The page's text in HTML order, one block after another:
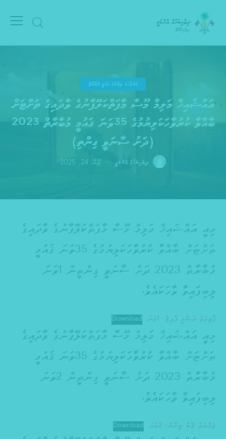
ކުރުވާހަކަ ލިޔުމުގެ ޤައުމީ މުބާރާތް
އައްޝައިޚް މަލިމް މޫސާ މާފަތްކަލޭފާނުގެ ވާދައިގެ ތަށްޓަށް
ބާއްވާ ކުރުވާހަކަލިޔުމުގެ 35ވަނަ ޤައުމީ މުބާރާތް 2023
(ދަށު ސާނަވީ ގިންތި)
ދިވެހިބަހުގެ އެކެޑަމީ ޖޫން 24, 2025
މިއީ އައްޝައިޚް މަލިމް މޫސާ މާފަތްކަލޭފާނުގެ ވާދައިގެ
ތަށްޓަށް ބާއްވާ ކުރުވާހަކަލިޔުމުގެ 35ވަނަ ޤައުމީ
މުބާރާތް 2023 ދަށު ސާނަވީ ގިންތީން 1ވަނަ
ލިބިފައިވާ ވާހަކައެވެ.
ފާޠިމަތު ޔަޝްމީ ފާއިޒް، 1ވަނަ Download
މިއީ އައްޝައިޚް މަލިމް މޫސާ މާފަތްކަލޭފާނުގެ ވާދައިގެ
ތަށްޓަށް ބާއްވާ ކުރުވާހަކަލިޔުމުގެ 35ވަނަ ޤައުމީ
މުބާރާތް 2023 ދަށު ސާނަވީ ގިންތީން 2ވަނަ
ލިބިފައިވާ ވާހަކައެވެ.
ޒަމްޢަތު ޒޭބާ ޒިރާން، 2ވަނަ Download